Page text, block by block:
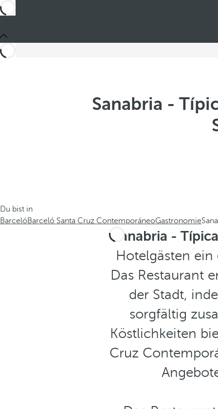
Sanabria -
Du bist in
BarcelóBarceló Santa Cruz ContemporáneoGastronomie
Sanabria -
Hotelgästen ein
Das Restaurant
der Stadt,
sorgfältig
Köstlichkeiten
Cruz